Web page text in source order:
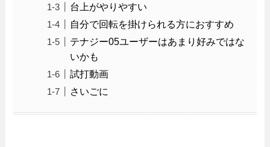
台上がやりやすい
自分で回転を掛けられる方におすすめ
テナジー05ユーザーはあまり好みではな
いかも
試打動画
さいごに